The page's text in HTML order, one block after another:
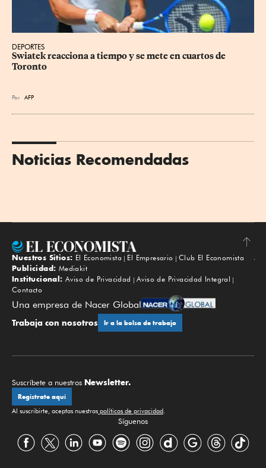
DEPORTES
Swiatek reacciona a tiempo y se mete en cuartos de
Toronto
Por AFP
Noticias Recomendadas
Subir
Nuestros Sitios: El Economista El Empresario
Club El Economista
Publicidad: Mediakit
Institucional: Aviso de Privacidad
Aviso de Privacidad Integral
Contacto
Una empresa de Nacer Global
Trabaja con nosotros Ir a la bolsa de trabajo
Suscríbete a nuestros Newsletter.
Regístrate aquí
Al suscribirte, aceptas nuestras políticas de privacidad.
Síguenos